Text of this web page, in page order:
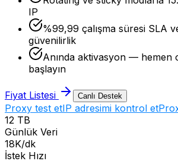
IP
%99,99 çalışma süresi SLA
güvenilirlik
Anında aktivasyon — hemen
başlayın
Fiyat Listesi Canlı Destek
Proxy test etIP adresimi kontrol et
12 TB
Günlük Veri
18K/dk
İstek Hızı